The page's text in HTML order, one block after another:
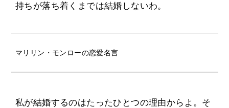
持ちが落ち着くまでは結婚しないわ。
マリリン・モンローの恋愛名言
私が結婚するのはたったひとつの理由からよ。そ